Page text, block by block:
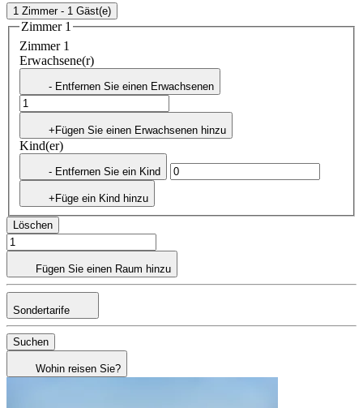
1 Zimmer - 1 Gäst(e)
Zimmer 1
Zimmer 1
Erwachsene(r)
- Entfernen Sie einen Erwachsenen
+Fügen Sie einen Erwachsenen hinzu
Kind(er)
- Entfernen Sie ein Kind
+Füge ein Kind hinzu
Löschen
Fügen Sie einen Raum hinzu
Sondertarife
Suchen
Wohin reisen Sie?